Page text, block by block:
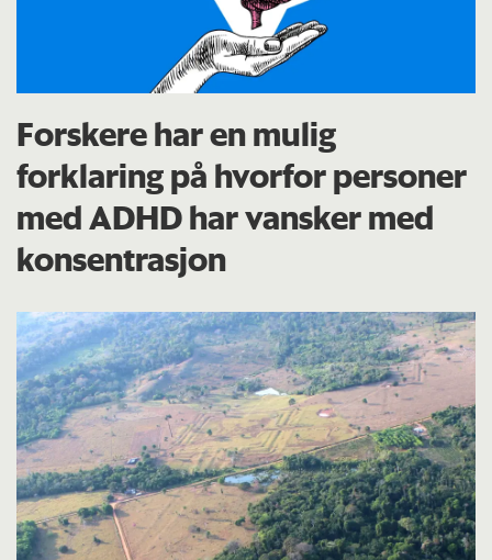
Forskere har en mulig
forklaring på hvorfor personer
med ADHD har vansker med
konsentrasjon